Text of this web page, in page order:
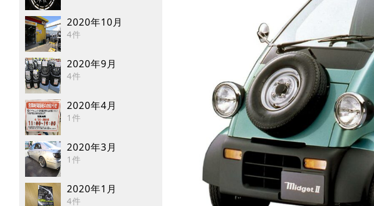
2020年10月
4件
2020年9月
4件
2020年4月
1件
2020年3月
1件
2020年1月
4件